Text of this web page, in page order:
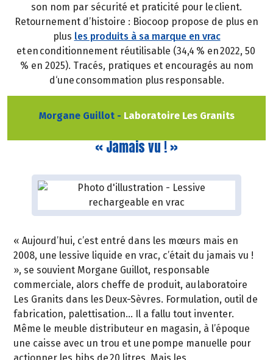
son nom par sécurité et praticité pour le client.
Retournement d’histoire : Biocoop propose de plus en
plus les produits à sa marque en vrac
et en conditionnement réutilisable (34,4 % en 2022, 50
% en 2025). Tracés, pratiques et encouragés au nom
d‘une consommation plus responsable.
Morgane Guillot - Laboratoire Les Granits
« Jamais vu ! »
« Aujourd’hui, c’est entré dans les mœurs mais en
2008, une lessive liquide en vrac, c’était du jamais vu !
», se souvient Morgane Guillot, responsable
commerciale, alors cheffe de produit, au laboratoire
Les Granits dans les Deux-Sèvres. Formulation, outil de
fabrication, palettisation... Il a fallu tout inventer.
Même le meuble distributeur en magasin, à l’époque
une caisse avec un trou et une pompe manuelle pour